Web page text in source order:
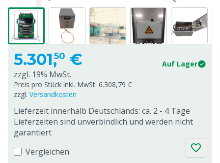
5.301,50 € Auf Lager
zzgl. 19% MwSt.
Preis pro Stück inkl. MwSt. 6.308,79 €
zzgl. Versandkosten
Lieferzeit innerhalb Deutschlands: ca. 2 - 4 Tage
Lieferzeiten sind unverbindlich und werden nicht
garantiert
Vergleichen